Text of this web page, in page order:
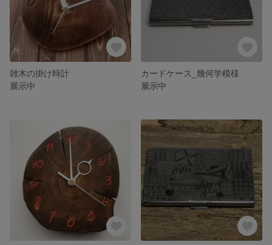
雑木の掛け時計
展示中
カードケース_幾何学模様
展示中